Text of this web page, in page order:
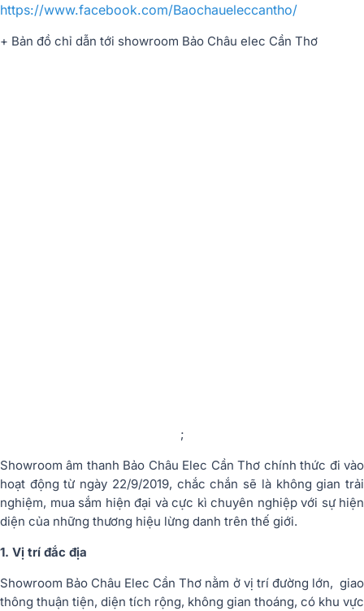
https://www.facebook.com/Baochaueleccantho/
+ Bản đồ chỉ dẫn tới showroom Bảo Châu elec Cần Thơ
;
Showroom âm thanh Bảo Châu Elec Cần Thơ chính thức đi vào
hoạt động từ ngày 22/9/2019, chắc chắn sẽ là không gian trải
nghiệm, mua sắm hiện đại và cực kì chuyên nghiệp với sự hiện
diện của những thương hiệu lừng danh trên thế giới.
1. Vị trí đắc địa
Showroom Bảo Châu Elec Cần Thơ nằm ở vị trí đường lớn, giao
thông thuận tiện, diện tích rộng, không gian thoáng, có khu vực